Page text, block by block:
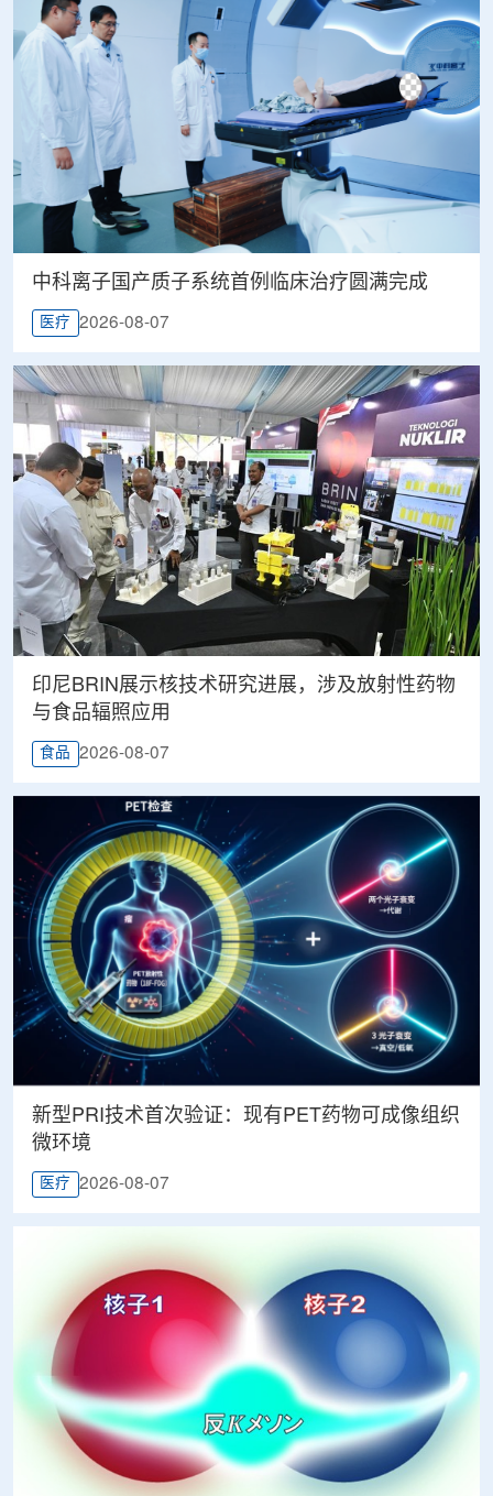
中科离子国产质子系统首例临床治疗圆满完成
医疗 2026-08-07
印尼BRIN展示核技术研究进展，涉及放射性药物
与食品辐照应用
食品 2026-08-07
新型PRI技术首次验证：现有PET药物可成像组织
微环境
医疗 2026-08-07